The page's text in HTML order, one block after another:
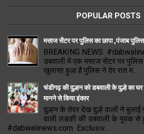
POPULAR POSTS
मसाज सेंटर पर पुलिस का छापा ,पंजाब
BREAKING NEWS
डबवाली में एक मसाज सेंटर पर
खुलासा हुआ है.पुलिस ने देर रात म...
चंडीगढ़ की दुल्हन को डबवाली के दुल्हे का
मानने से किया इंकार
दुल्हन के तेवर देख दुल्हे वालों ने
वाली लडक़ी की डबवाली के युवक से
#dabwalinews.com Exclusiv...